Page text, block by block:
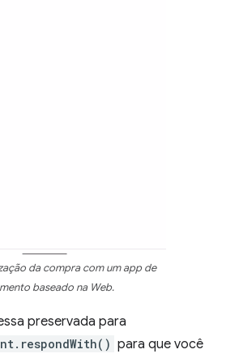
da compra com um app de
baseado na Web.
preservada para
para que você